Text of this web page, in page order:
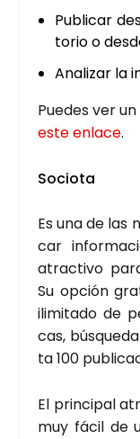
Publi­car
to­rio o
Ana­li­zar la
Pue­des ver
este enla­ce.
Socio­ta
Es una de
car
atrac­ti­vo
Su opción
ili­mi­ta­do de
cas,
ta 100
El prin­ci­pal
muy fácil de